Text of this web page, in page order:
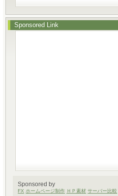
Sponsored Link
Sponsored by
FX ホームページ制作 ＨＰ素材 サーバー比較